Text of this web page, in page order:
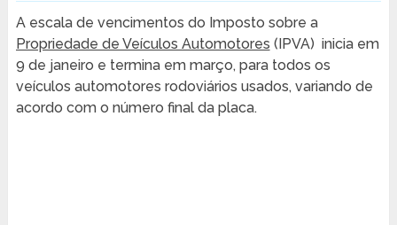
A escala de vencimentos do Imposto sobre a
Propriedade de Veículos Automotores (IPVA) inicia em
9 de janeiro e termina em março, para todos os
veículos automotores rodoviários usados, variando de
acordo com o número final da placa.